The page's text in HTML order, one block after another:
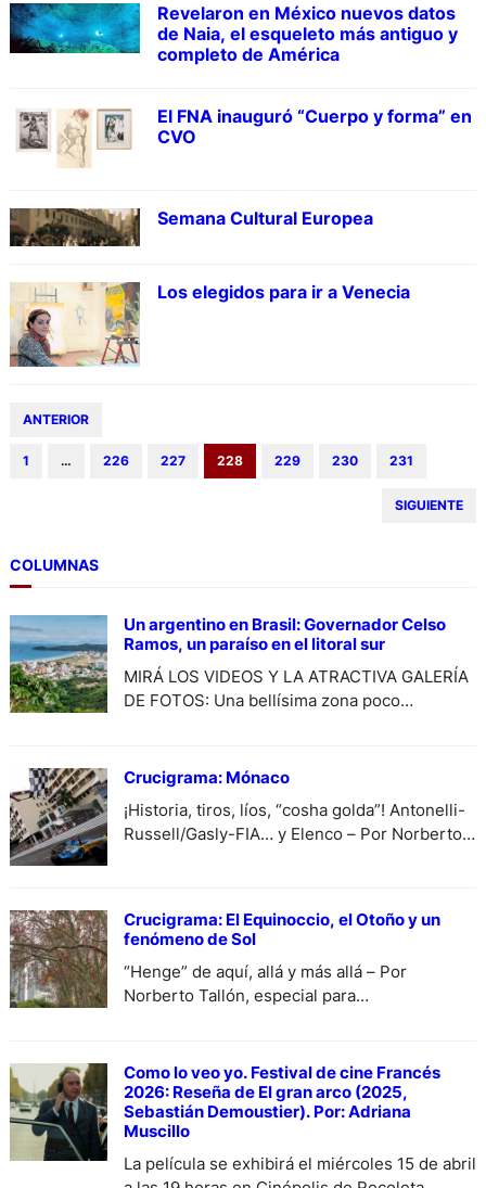
Revelaron en México nuevos datos
de Naia, el esqueleto más antiguo y
completo de América
El FNA inauguró “Cuerpo y forma” en
CVO
Semana Cultural Europea
Los elegidos para ir a Venecia
ANTERIOR
1 … 226 227 228 229 230 231
SIGUIENTE
COLUMNAS
Un argentino en Brasil: Governador Celso
Ramos, un paraíso en el litoral sur
MIRÁ LOS VIDEOS Y LA ATRACTIVA GALERÍA
DE FOTOS: Una bellísima zona poco
Crucigrama: Mónaco
¡Historia, tiros, líos, “cosha golda”! Antonelli-
Russell/Gasly-FIA… y Elenco – Por Norberto
Crucigrama: El Equinoccio, el Otoño y un
fenómeno de Sol
“Henge” de aquí, allá y más allá – Por
Norberto Tallón, especial para
Como lo veo yo. Festival de cine Francés
2026: Reseña de El gran arco (2025,
Sebastián Demoustier). Por: Adriana
Muscillo
La película se exhibirá el miércoles 15 de abril